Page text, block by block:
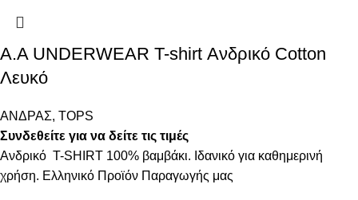
Α.A UNDERWEAR T-shirt Ανδρικό Cotton
Λευκό
ΑΝΔΡΑΣ, TOPS
Συνδεθείτε για να δείτε τις τιμές
Ανδρικό T-SHIRT 100% βαμβάκι. Ιδανικό για καθημερινή
χρήση. Ελληνικό Προϊόν Παραγωγής μας